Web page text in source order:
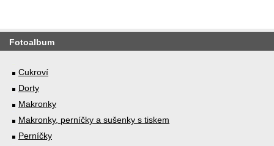
Fotoalbum
Cukroví
Dorty
Makronky
Makronky, perníčky a sušenky s tiskem
Perníčky